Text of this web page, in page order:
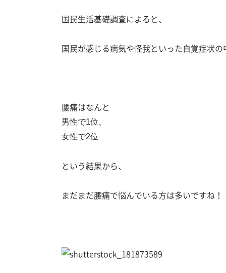
国民生活基礎調査によると、
国民が感じる病気や怪我といった自覚症状の
腰痛はなんと
男性で1位、
女性で2位
という結果から、
まだまだ腰痛で悩んでいる方は多いですね！